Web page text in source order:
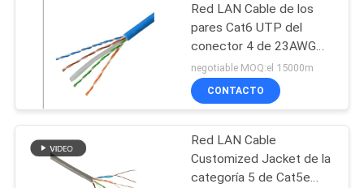
Red LAN Cable de los
pares Cat6 UTP del
conector 4 de 23AWG
Rj45
negotiable MOQ:el 15000m
CONTACTO
Red LAN Cable
Customized Jacket de la
categoría 5 de Cat5e